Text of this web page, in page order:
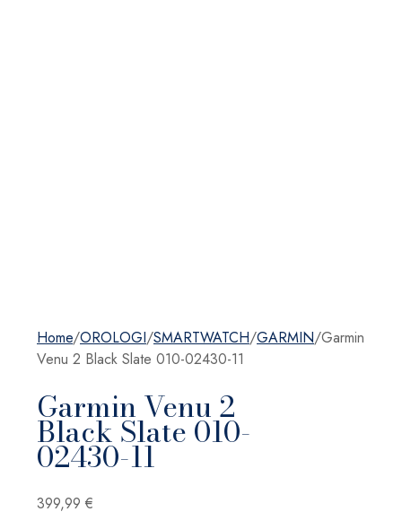
Home/OROLOGI/SMARTWATCH/GARMIN/Garmin
Venu 2 Black Slate 010-02430-11
Garmin Venu 2
Black Slate 010-
02430-11
399,99 €